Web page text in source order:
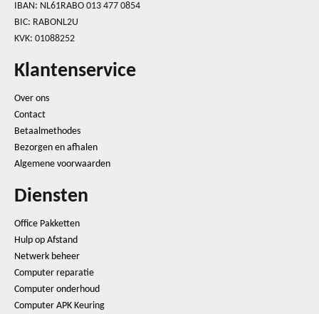
IBAN: NL61RABO 013 477 0854
BIC: RABONL2U
KVK: 01088252
Klantenservice
Over ons
Contact
Betaalmethodes
Bezorgen en afhalen
Algemene voorwaarden
Diensten
Office Pakketten
Hulp op Afstand
Netwerk beheer
Computer reparatie
Computer onderhoud
Computer APK Keuring